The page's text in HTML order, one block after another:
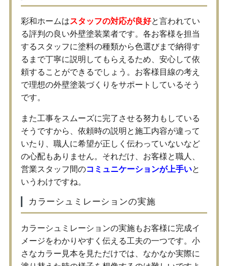
彩和ホームはスタッフの対応が良好と言われてい
る評判の良い外壁塗装業者です。各お客様を担当
するスタッフに塗料の種類から色選びまで納得す
るまで丁寧に説明してもらえるため、安心して依
頼することができるでしょう。お客様目線の考え
で理想の外壁塗装づくりをサポートしているそう
です。
また工事をスムーズに完了させる努力もしている
そうですから、依頼時の説明と施工内容が違って
いたり、職人に希望が正しく伝わっていないなど
の心配もありません。それだけ、お客様と職人、
営業スタッフ間のコミュニケーションが上手いと
いうわけですね。
カラーシュミレーションの実施
カラーシュミレーションの実施もお客様に完成イ
メージをわかりやすく伝える工夫の一つです。小
さなカラー見本を見ただけでは、なかなか実際に